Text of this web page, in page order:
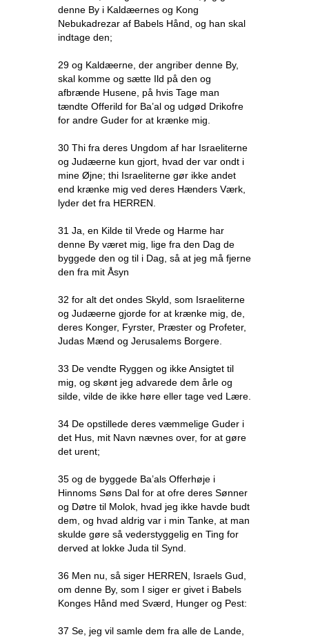
denne By i Kaldæernes og Kong
Nebukadrezar af Babels Hånd, og han skal
indtage den;
29 og Kaldæerne, der angriber denne By,
skal komme og sætte Ild på den og
afbrænde Husene, på hvis Tage man
tændte Offerild for Ba’al og udgød Drikofre
for andre Guder for at krænke mig.
30 Thi fra deres Ungdom af har Israeliterne
og Judæerne kun gjort, hvad der var ondt i
mine Øjne; thi Israeliterne gør ikke andet
end krænke mig ved deres Hænders Værk,
lyder det fra HERREN.
31 Ja, en Kilde til Vrede og Harme har
denne By været mig, lige fra den Dag de
byggede den og til i Dag, så at jeg må fjerne
den fra mit Åsyn
32 for alt det ondes Skyld, som Israeliterne
og Judæerne gjorde for at krænke mig, de,
deres Konger, Fyrster, Præster og Profeter,
Judas Mænd og Jerusalems Borgere.
33 De vendte Ryggen og ikke Ansigtet til
mig, og skønt jeg advarede dem årle og
silde, vilde de ikke høre eller tage ved Lære.
34 De opstillede deres væmmelige Guder i
det Hus, mit Navn nævnes over, for at gøre
det urent;
35 og de byggede Ba’als Offerhøje i
Hinnoms Søns Dal for at ofre deres Sønner
og Døtre til Molok, hvad jeg ikke havde budt
dem, og hvad aldrig var i min Tanke, at man
skulde gøre så vederstyggelig en Ting for
derved at lokke Juda til Synd.
36 Men nu, så siger HERREN, Israels Gud,
om denne By, som I siger er givet i Babels
Konges Hånd med Sværd, Hunger og Pest:
37 Se, jeg vil samle dem fra alle de Lande,